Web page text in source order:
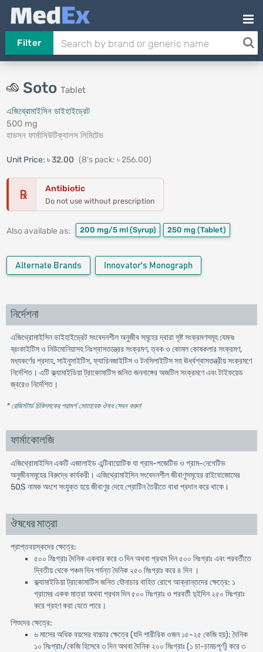
Filter
Soto Tablet
এজিথ্রোমাইসিন ডাইহাইড্রেট
500 mg
হাডসন ফার্মাসিউটিক্যালস লিমিটেড
Unit Price: ৳ 32.00 (8's pack: ৳ 256.00)
℞ Antibiotic
Do not use without prescription
Also available as: 200 mg/5 ml (Syrup) 250 mg (Tablet)
Alternate Brands Innovator's Monograph
নির্দেশনা
এজিথ্রোমাইসিন ডাইহাইড্রেট সংবেদনশীল অনুজীব সমূহের দ্বারা সৃষ্ট সংক্রমণসমূহ যেমনঃ
ব্রংকাইটিস ও নিউমোনিয়াসহ নিঃশ্বাসতন্ত্রের সংক্রমণ, ত্বক ও কোমল কোষকলার সংক্রমণ,
মধ্যকর্ণের প্রদাহ, সাইনুসাইটিস, ফ্যারিনজাইটিস ও টনসিলাইটিস সহ ঊর্ধ্বশ্বাসতন্ত্রীয় সংক্রমণে
নির্দেশিত। এটি ক্ল্যামাইডিয়া ট্রাকোমাটিস জনিত জননাঙ্গের অজটিল সংক্রমণে এবং টাইফয়েড
জ্বরেও নির্দেশিত।
* রেজিস্টার্ড চিকিৎসকের পরামর্শ মোতাবেক ঔষধ সেবন করুন'
ফার্মাকোলজি
এজিথ্রোমাইসিন একটি এজালাইড এন্টিবায়োটিক যা গ্রাম-পজেটিভ ও গ্রাম-নেগেটিভ
অনুজীবসমূহের বিরুদ্ধে কার্যকরী। এজিথ্রোমাইসিন সংবেদনশীল জীবাণুসমূহের রাইবোজোমের
50S নামক অংশে সংযুক্ত হয়ে জীবাণুর দেহে প্রোটিন তৈরীতে বাধা প্রদান করে থাকে।
ঔষধের মাত্রা
প্রাপ্তবয়স্কদের ক্ষেত্রে:
৫০০ মিঃগ্রাঃ দৈনিক একবার করে ৩ দিন অথবা প্রথম দিন ৫০০ মিঃগ্রাঃ এবং পরবর্তীতে
দ্বিতীয় থেকে পঞ্চম দিন পর্যন্ত দৈনিক ২৫০ মিঃগ্রাঃ করে ৪ দিন ।
ক্ল্যামাইডিয়া ট্রাকোমাটিস জনিত যৌনাচার বাহিত রোগে আক্রান্তদের ক্ষেত্রে: ১
গ্রামের একক মাত্রা অথবা প্রথম দিন ৫০০ মিঃগ্রাঃ ও পরবর্তী দুইদিন ২৫০ মিঃগ্রাঃ
করে গ্রহণ করা যেতে পারে।
শিশুদের ক্ষেত্রে:
৬ মাসের অধিক বয়সের বাচ্চার ক্ষেত্রে (যদি শারীরিক ওজন ১৫-২৫ কেজি হয়): দৈনিক
১০ মিঃগ্রাঃ/কেজি হিসেবে ৩ দিন অথবা দৈনিক ২০০ মিঃগ্রাঃ (১ চা-চামচপূর্ণ) করে ৩